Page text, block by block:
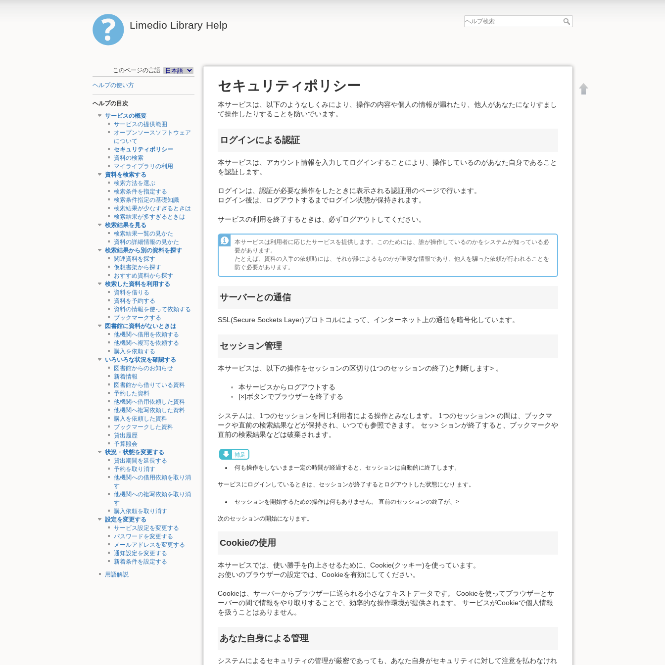
Limedio Library Help
このページの言語:
ヘルプの使い方
ヘルプの目次
サービスの概要
サービスの提供範囲
オープンソースソフトウェア
について
セキュリティポリシー
資料の検索
マイライブラリの利用
資料を検索する
検索方法を選ぶ
検索条件を指定する
検索条件指定の基礎知識
検索結果が少なすぎるときは
検索結果が多すぎるときは
検索結果を見る
検索結果一覧の見かた
資料の詳細情報の見かた
検索結果から別の資料を探す
関連資料を探す
仮想書架から探す
おすすめ資料から探す
検索した資料を利用する
資料を借りる
資料を予約する
資料の情報を使って依頼する
ブックマークする
図書館に資料がないときは
他機関へ借用を依頼する
他機関へ複写を依頼する
購入を依頼する
いろいろな状況を確認する
図書館からのお知らせ
新着情報
図書館から借りている資料
予約した資料
他機関へ借用依頼した資料
他機関へ複写依頼した資料
購入を依頼した資料
ブックマークした資料
貸出履歴
予算照会
状況・状態を変更する
貸出期間を延長する
予約を取り消す
他機関への借用依頼を取り消
す
他機関への複写依頼を取り消
す
購入依頼を取り消す
設定を変更する
サービス設定を変更する
パスワードを変更する
メールアドレスを変更する
通知設定を変更する
新着条件を設定する
用語解説
セキュリティポリシー
本サービスは、以下のようなしくみにより、操作の内容や個人の情報が漏れたり、他人があなたになりすまし
て操作したりすることを防いでいます。
ログインによる認証
本サービスは、アカウント情報を入力してログインすることにより、操作しているのがあなた自身であること
を認証します。
ログインは、認証が必要な操作をしたときに表示される認証用のページで行います。
ログイン後は、ログアウトするまでログイン状態が保持されます。
サービスの利用を終了するときは、必ずログアウトしてください。
本サービスは利用者に応じたサービスを提供します。このためには、誰が操作しているのかをシステムが知っている必
要があります。
たとえば、資料の入手の依頼時には、それが誰によるものかが重要な情報であり、他人を騙った依頼が行われることを
防ぐ必要があります。
サーバーとの通信
SSL(Secure Sockets Layer)プロトコルによって、インターネット上の通信を暗号化しています。
セッション管理
本サービスは、以下の操作をセッションの区切り(1つのセッションの終了)と判断します> 。
本サービスからログアウトする
[×]ボタンでブラウザーを終了する
システムは、1つのセッションを同じ利用者による操作とみなします。 1つのセッション> の間は、ブックマ
ークや直前の検索結果などが保持され、いつでも参照できます。 セッ> ションが終了すると、ブックマークや
直前の検索結果などは破棄されます。
補足
何も操作をしないまま一定の時間が経過すると、セッションは自動的に終了します。
サービスにログインしているときは、セッションが終了するとログアウトした状態になり ます。
セッションを開始するための操作は何もありません。 直前のセッションの終了が、>
次のセッションの開始になります。
Cookieの使用
本サービスでは、使い勝手を向上させるために、Cookie(クッキー)を使っています。
お使いのブラウザーの設定では、Cookieを有効にしてください。
Cookieは、サーバーからブラウザーに送られる小さなテキストデータです。 Cookieを使ってブラウザーとサ
ーバーの間で情報をやり取りすることで、効率的な操作環境が提供されます。 サービスがCookieで個人情報
を扱うことはありません。
あなた自身による管理
システムによるセキュリティの管理が厳密であっても、あなた自身がセキュリティに対して注意を払わなけれ